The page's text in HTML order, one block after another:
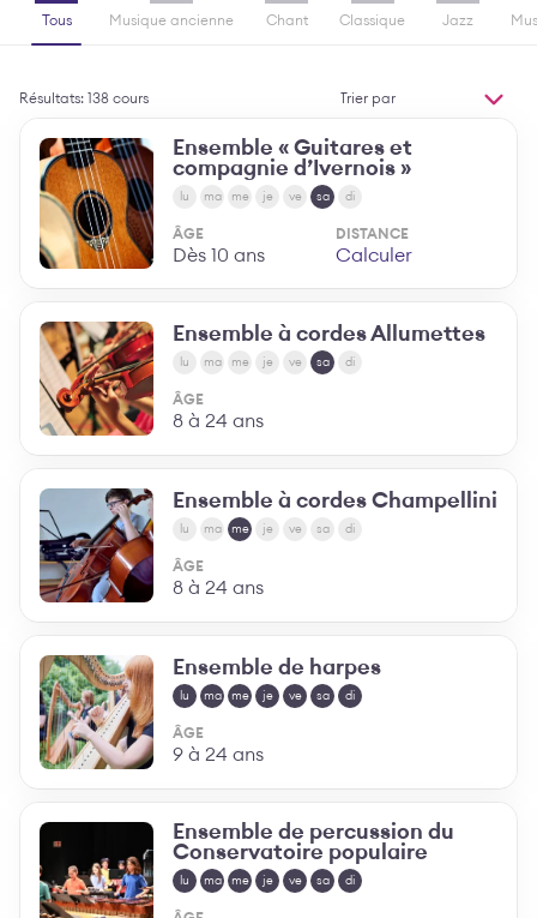
Tous Musique ancienne Chant Classique Jazz
Résultats: 138 cours
Trier
MODIFIER L'ORDRE
Ensemble « Guitares et
compagnie d’Ivernois »
lu ma me je ve sa di
ÂGE
Dès 10 ans
DISTANCE
Calculer
Ensemble à cordes Allumettes
lu ma me je ve sa di
ÂGE
8 à 24 ans
Ensemble à cordes Champellini
lu ma me je ve sa di
ÂGE
8 à 24 ans
Ensemble de harpes
lu ma me je ve sa di
ÂGE
9 à 24 ans
Ensemble de percussion du
Conservatoire populaire
lu ma me je ve sa di